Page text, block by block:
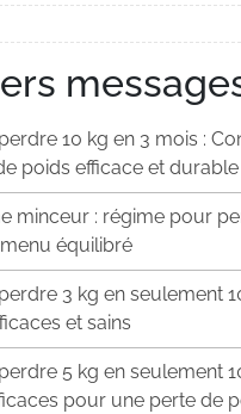
10 kg en 3 mois :
poids efficace et durable
minceur : régime pour
équilibré
3 kg en seulement
et sains
5 kg en seulement
pour une perte de